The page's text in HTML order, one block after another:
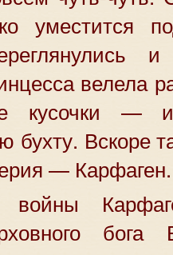
уместится
велела
кусочки —
бухту. Вскоре
— Карфаген.
войны
бога